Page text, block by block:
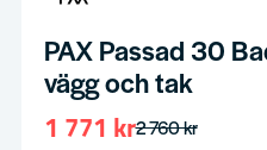
PAX Passad 30
vägg och tak
2 760 kr
1 771 kr